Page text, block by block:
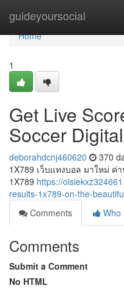
guideyoursocial
Home
Home
1
Get Live
Soccer
deborahdcnj460620 370
1X789 เว็บแทงบอล มาใหม่
1X789 https://
results-1x789-on-the-
Comments
Who
Comments
Submit a Comment
No HTML